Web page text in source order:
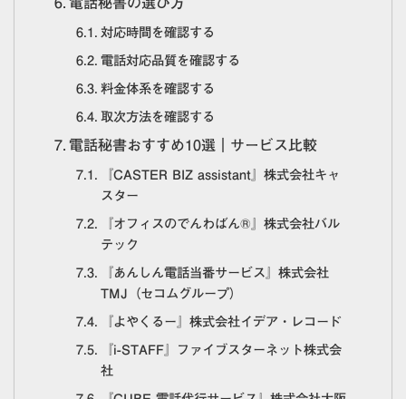
対応時間を確認する
電話対応品質を確認する
料金体系を確認する
取次方法を確認する
電話秘書おすすめ10選｜サービス比較
『CASTER BIZ assistant』株式会社キャ
スター
『オフィスのでんわばん®』株式会社バル
テック
『あんしん電話当番サービス』株式会社
TMJ（セコムグループ）
『よやくるー』株式会社イデア・レコード
『i-STAFF』ファイブスターネット株式会
社